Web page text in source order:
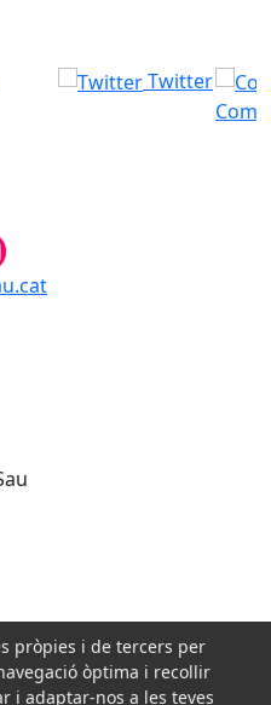
Twitter
Com
pròpies i de tercers per
òptima i recollir
i adaptar-nos a les teves